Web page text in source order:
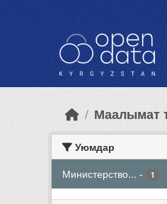
Маалымат
Уюмдар
Министерство... - 1